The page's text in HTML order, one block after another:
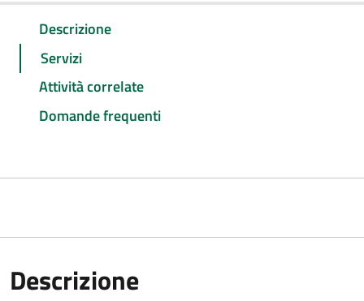
Descrizione
Servizi
Attività correlate
Domande frequenti
Descrizione